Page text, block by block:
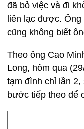
đã bỏ việc và đi
liên lạc được.
cũng không biết
Theo ông Cao
Long, hôm qua
tạm đình chỉ lần 2,
bước tiếp theo để